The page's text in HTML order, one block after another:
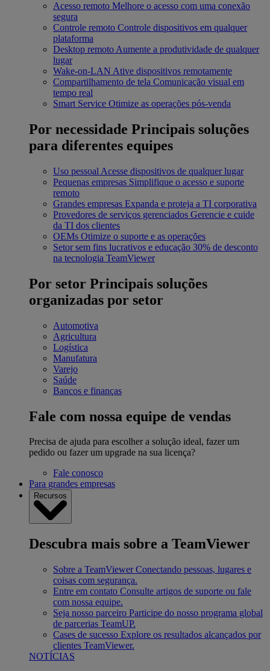
Acesso remoto Melhore o acesso com uma conexão
segura
Controle remoto Controle dispositivos em qualquer
plataforma
Desktop remoto Aumente a produtividade de qualquer
lugar
Wake-on-LAN Ative dispositivos remotamente
Compartilhamento de tela Comunicação visual em
tempo real
Smart Service Otimize as operações pós-venda
Por necessidade Principais soluções
para diferentes equipes
Uso pessoal Acesse dispositivos de qualquer lugar
Pequenas empresas Simplifique o acesso e suporte
remoto
Grandes empresas Expanda e proteja a TI corporativa
Provedores de serviços gerenciados Gerencie e cuide
da TI dos clientes
OEMs Otimize o suporte e as operações
Setor sem fins lucrativos e educação 30% de desconto
na tecnologia TeamViewer
Por setor Principais soluções
organizadas por setor
Automotiva
Agricultura
Logística
Manufatura
Varejo
Saúde
Bancos e finanças
Fale com nossa equipe de vendas
Precisa de ajuda para escolher a solução ideal, fazer um
pedido ou fazer um upgrade na sua licença?
Fale conosco
Para grandes empresas
Recursos
Descubra mais sobre a TeamViewer
Sobre a TeamViewer Conectando pessoas, lugares e
coisas com segurança.
Entre em contato Consulte artigos de suporte ou fale
com nossa equipe.
Seja nosso parceiro Participe do nosso programa global
de parcerias TeamUP.
Cases de sucesso Explore os resultados alcançados por
clientes TeamViewer.
NOTÍCIAS